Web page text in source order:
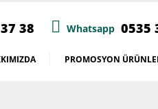
38 Whatsapp 0535
PROMOSYON